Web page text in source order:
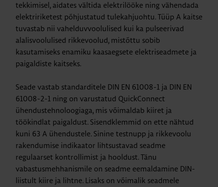
tekkimisel, aidates vältida elektrilööke ning vähendada
elektririketest põhjustatud tulekahjuohtu. Tüüp A kaitse
tuvastab nii vahelduvvoolulised kui ka pulseerivad
alalisvoolulised rikkevoolud, mistõttu sobib
kasutamiseks enamiku kaasaegsete elektriseadmete ja
paigaldiste kaitseks.
Seade vastab standarditele DIN EN 61008-1 ja DIN EN
61008-2-1 ning on varustatud QuickConnect
ühendustehnoloogiaga, mis võimaldab kiiret ja
töökindlat paigaldust. Sisendklemmid on ette nähtud
kuni 63 A ühendustele. Sinine testnupp ja rikkevoolu
rakendumise indikaator lihtsustavad seadme
regulaarset kontrollimist ja hooldust. Tänu
vabastusmehhanismile on seadme eemaldamine DIN-
liistult kiire ja lihtne. Lisaks on võimalik seadmele